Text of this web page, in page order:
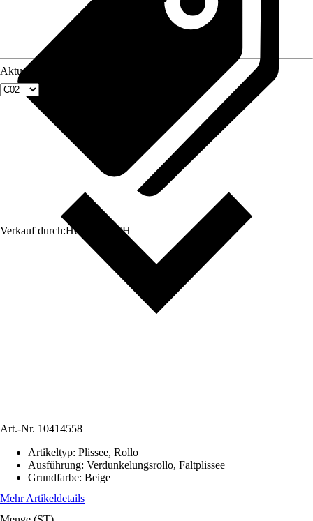
Verkauf durch:HORNBACH
Aktuellste Fenstergröße
Art.-Nr. 10414558
Artikeltyp: Plissee, Rollo
Ausführung: Verdunkelungsrollo, Faltplissee
Grundfarbe: Beige
Mehr Artikeldetails